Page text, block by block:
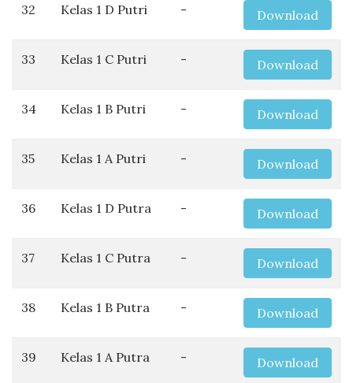
32 Kelas 1 D Putri - Download
33 Kelas 1 C Putri - Download
34 Kelas 1 B Putri - Download
35 Kelas 1 A Putri - Download
36 Kelas 1 D Putra - Download
37 Kelas 1 C Putra - Download
38 Kelas 1 B Putra - Download
39 Kelas 1 A Putra - Download